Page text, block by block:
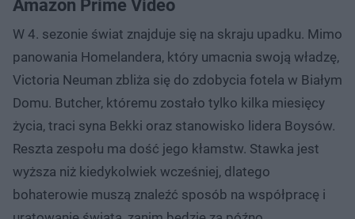
Amazon Prime Video
W 4. sezonie świat znajduje się na skraju upadku. Mimo
panowania Homelandera, który umacnia swoją władzę,
Victoria Neuman zbliża się do zdobycia fotela w Białym
Domu. Butcher, któremu zostało tylko kilka miesięcy
życia, traci syna Bekki oraz stanowisko lidera Boysów.
Reszta zespołu ma dość jego kłamstw. Stawka jest
wyższa niż kiedykolwiek wcześniej, dlatego
bohaterowie muszą znaleźć sposób na współpracę i